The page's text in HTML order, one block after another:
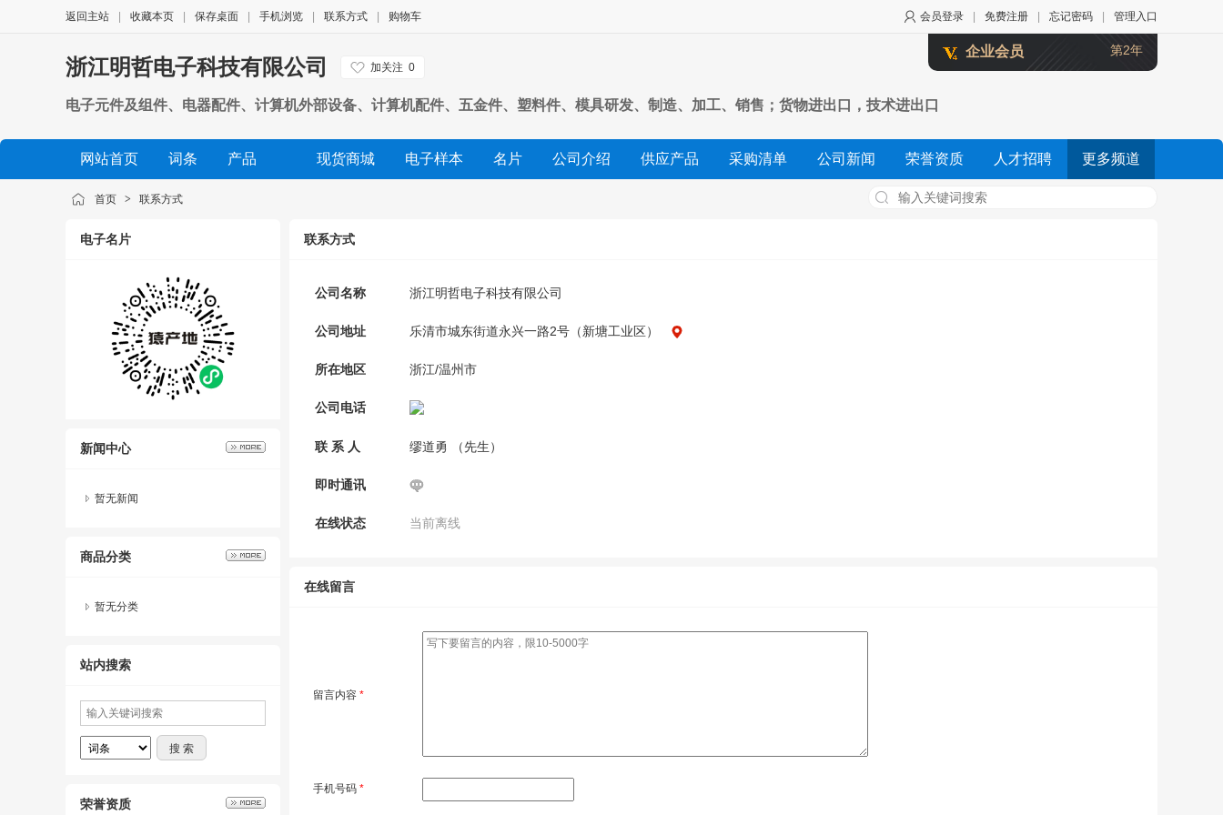
会员登录 免费注册 忘记密码 管理入口
返回主站 收藏本页 保存桌面 手机浏览 联系方式 购物车
企业会员 第2年
浙江明哲电子科技有限公司 加关注 0
电子元件及组件、电器配件、计算机外部设备、计算机配件、五金件、塑料件、模具研发、制造、加工、销售；货物进出口，技术进出口
网站首页 词条 产品 现货商城 电子样本 名片 公司介绍 供应产品 采购清单 公司新闻 荣誉资质 人才招聘 更多频道
公司相册 品牌展示
首页 > 联系方式
电子名片
新闻中心
暂无新闻
商品分类
暂无分类
站内搜索
荣誉资质
联系方式
公司名称 浙江明哲电子科技有限公司
公司地址 乐清市城东街道永兴一路2号（新塘工业区）
所在地区 浙江/温州市
公司电话
联 系 人 缪道勇 （先生）
即时通讯
在线状态 当前离线
在线留言
留言内容 *
手机号码 *